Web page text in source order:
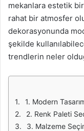
mekanlara estetik
rahat bir atmosfer
dekorasyonunda
şekilde
trendlerin neler
1. Modern
2. Renk Paleti
3. Malzeme